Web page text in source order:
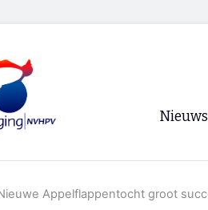
Nieuws
Appelflappentocht groot